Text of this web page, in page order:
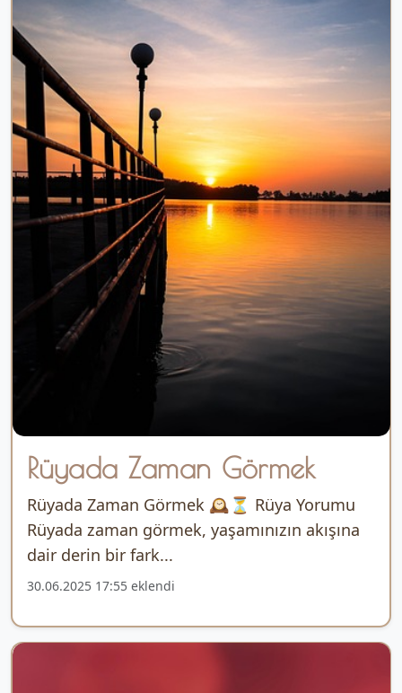
Rüyada Zaman Görmek
Rüyada Zaman Görmek 🕰️⏳ Rüya Yorumu
Rüyada zaman görmek, yaşamınızın akışına
dair derin bir fark...
30.06.2025 17:55 eklendi